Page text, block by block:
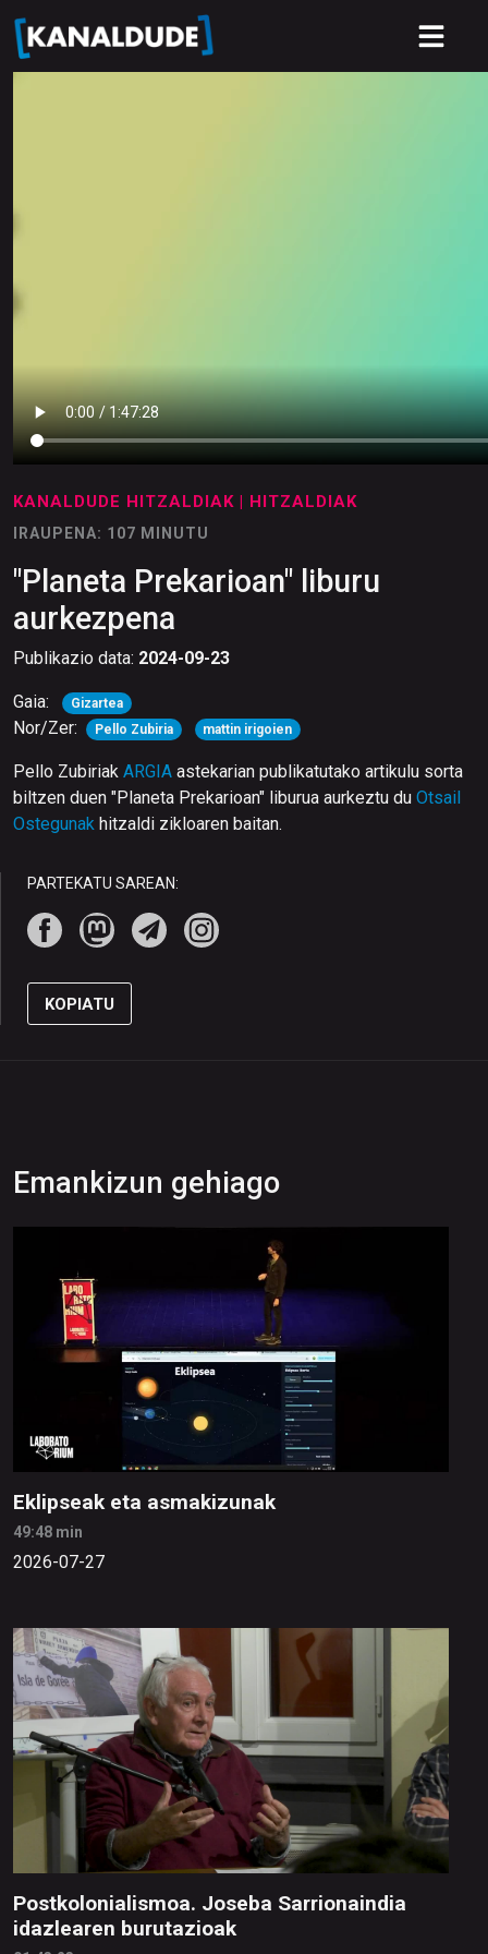
KANALDUDE HITZALDIAK | HITZALDIAK
IRAUPENA: 107 MINUTU
"Planeta Prekarioan" liburu
aurkezpena
Publikazio data: 2024-09-23
Gaia: Gizartea
Nor/Zer: Pello Zubiria mattin irigoien
Pello Zubiriak ARGIA astekarian publikatutako artikulu sorta
biltzen duen "Planeta Prekarioan" liburua aurkeztu du Otsail
Ostegunak hitzaldi zikloaren baitan.
PARTEKATU SAREAN:
KOPIATU
Emankizun gehiago
Eklipseak eta asmakizunak
49:48 min
2026-07-27
Postkolonialismoa. Joseba Sarrionaindia
idazlearen burutazioak